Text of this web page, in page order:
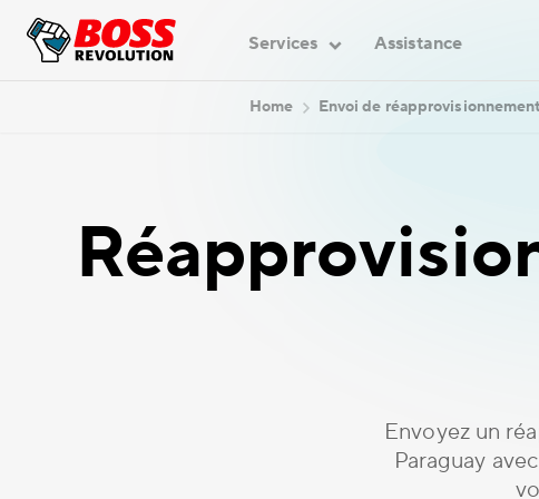
Services Assistance
Home Envoi de
Envoyez un
Paraguay